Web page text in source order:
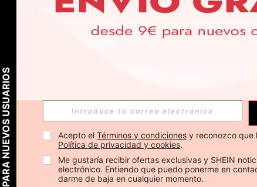
PARA NUEVOS USUARIOS Acepto el Términos y condiciones y reconozco que
Política de privacidad y cookies.
Me gustaría recibir ofertas exclusivas y SHEIN
electrónico. Entiendo que puedo ponerme en
darme de baja en cualquier momento.